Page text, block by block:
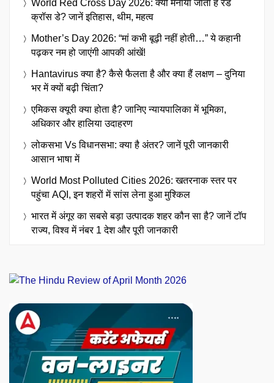
World Red Cross Day 2026: क्यों मनाया जाता है रेड
क्रॉस डे? जानें इतिहास, थीम, महत्व
Mother’s Day 2026: “मां कभी बूढ़ी नहीं होती…” ये कहानी
पढ़कर नम हो जाएंगी आपकी आंखें!
Hantavirus क्या है? कैसे फैलता है और क्या हैं लक्षण – दुनिया
भर में क्यों बढ़ी चिंता?
एमिकस क्यूरी क्या होता है? जानिए न्यायपालिका में भूमिका,
अधिकार और हालिया उदाहरण
लोकसभा Vs विधानसभा: क्या है अंतर? जानें पूरी जानकारी
आसान भाषा में
World Most Polluted Cities 2026: खतरनाक स्तर पर
पहुंचा AQI, इन शहरों में सांस लेना हुआ मुश्किल
भारत में अंगूर का सबसे बड़ा उत्पादक शहर कौन सा है? जानें टॉप
राज्य, विश्व में नंबर 1 देश और पूरी जानकारी